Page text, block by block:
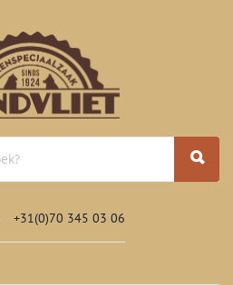
345 03 06